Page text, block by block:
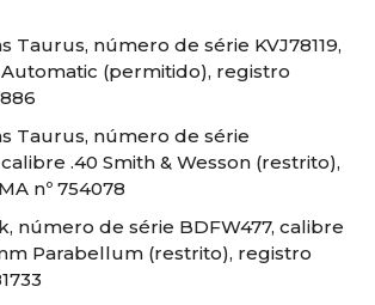
Taurus, número de série KVJ78119,
(permitido), registro
Taurus, número de série
.40 Smith & Wesson (restrito),
nº 754078
número de série BDFW477, calibre
Parabellum (restrito), registro